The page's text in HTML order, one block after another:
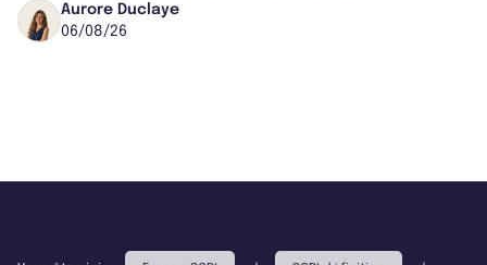
Worcester, place une plateforme logisti...
Aurore Duclaye
06/08/26